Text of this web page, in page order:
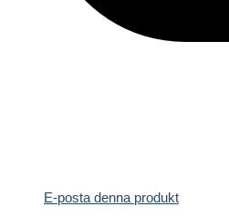
E-posta denna produkt